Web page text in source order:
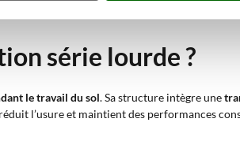
série lourde ?
le travail du sol. Sa structure intègre une
l’usure et maintient des performances